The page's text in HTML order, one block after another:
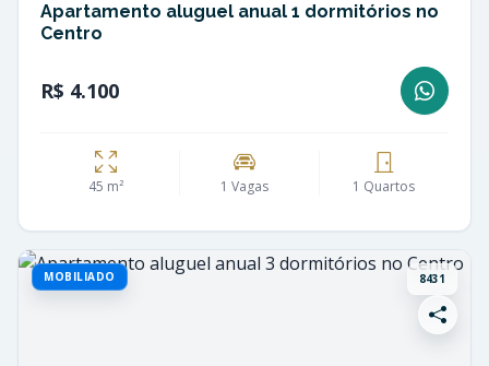
Apartamento aluguel anual 1 dormitórios no
Centro
R$ 4.100
45 m² 1 Vagas 1 Quartos
MOBILIADO 8431